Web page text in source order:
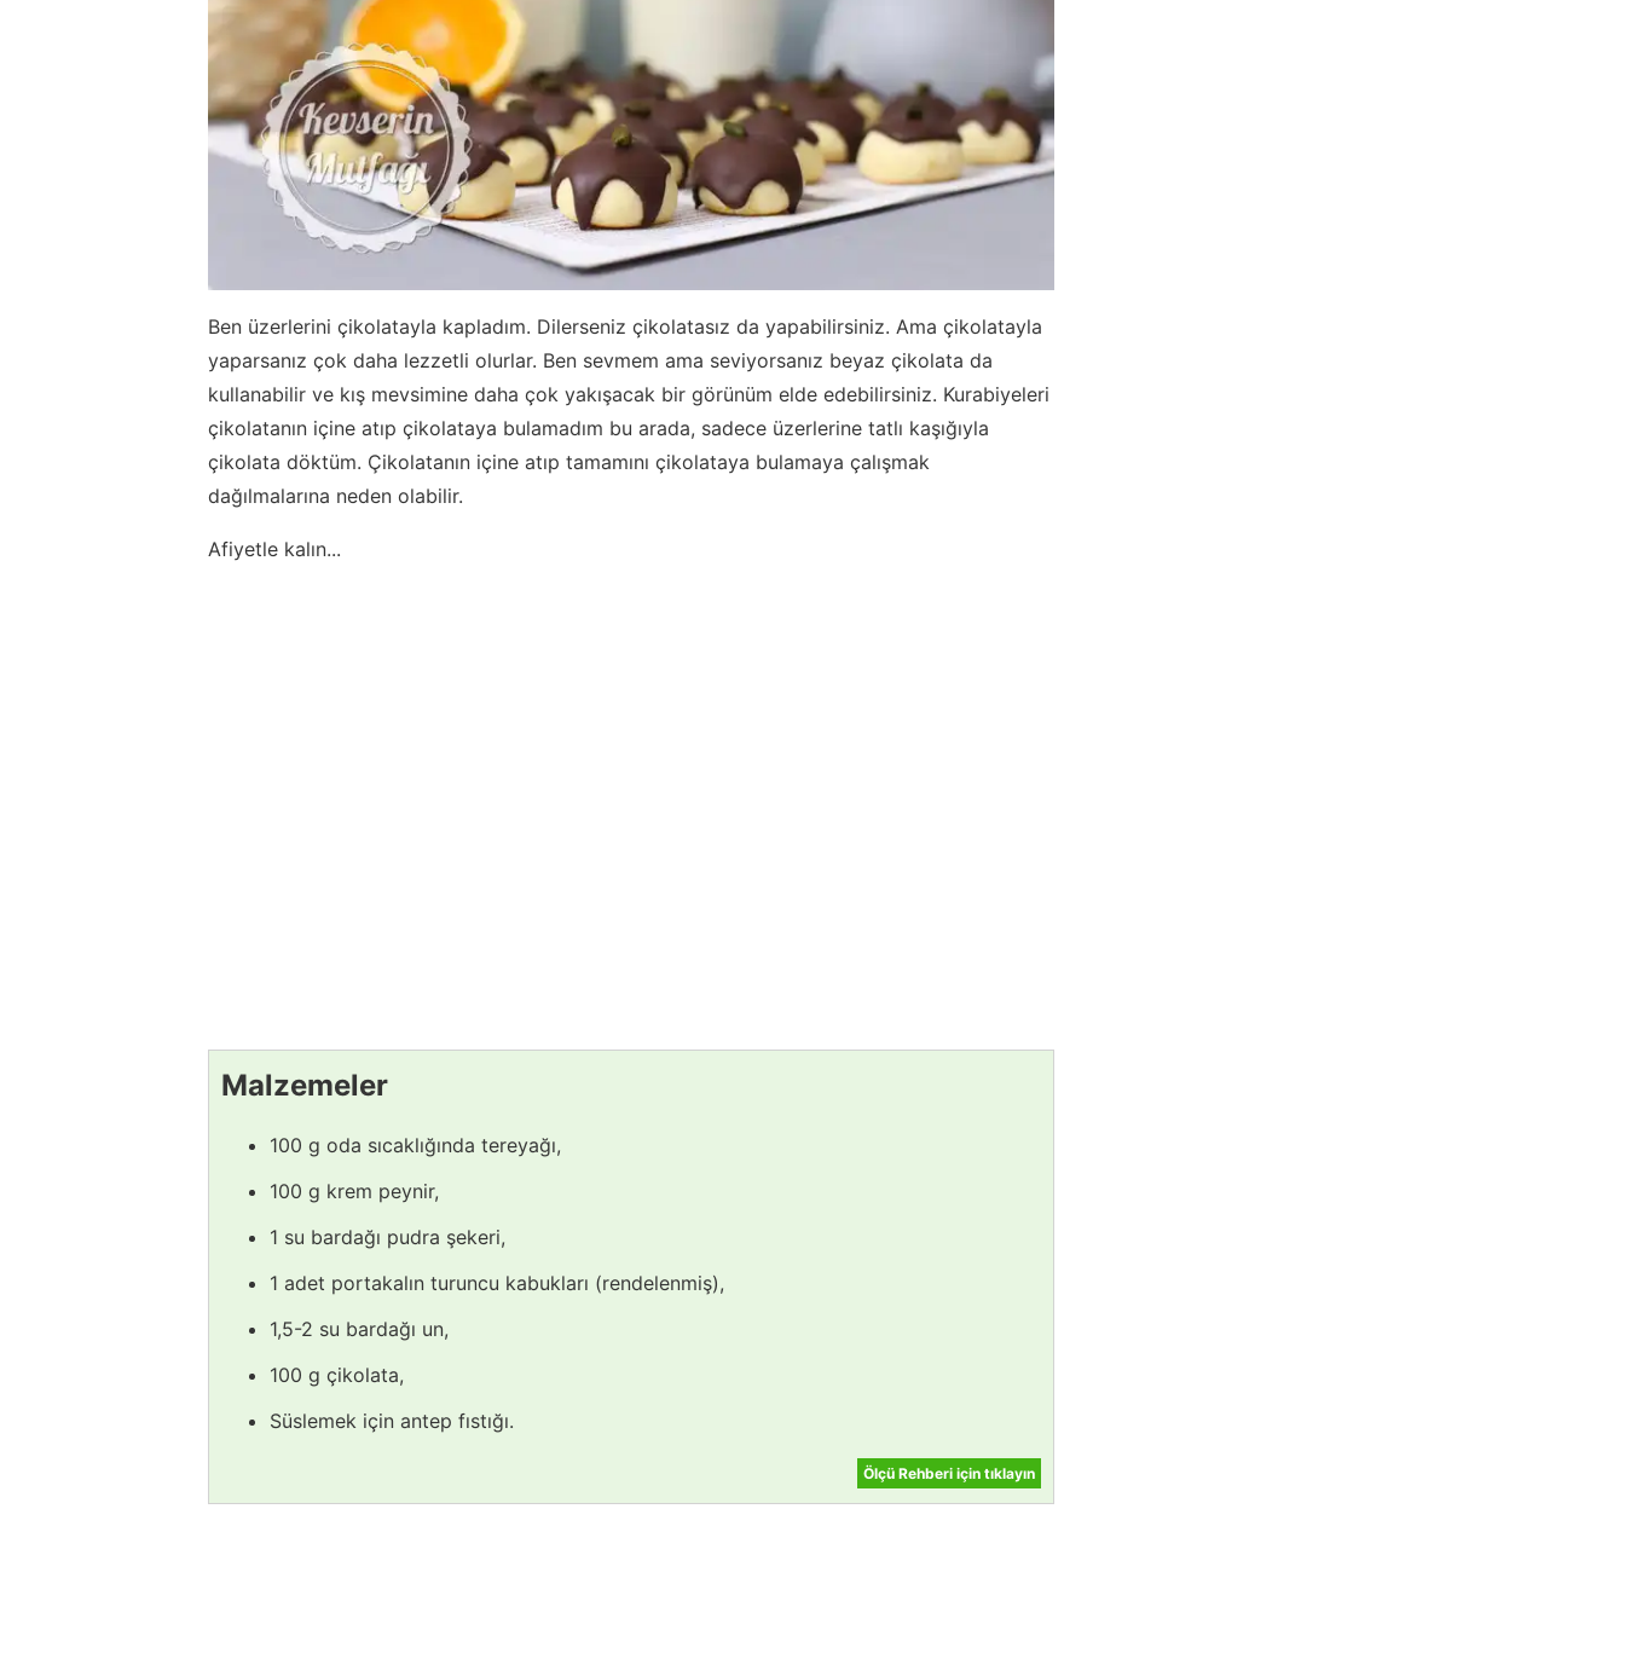
Ben üzerlerini çikolatayla kapladım. Dilerseniz çikolatasız da yapabilirsiniz. Ama çikolatayla
yaparsanız çok daha lezzetli olurlar. Ben sevmem ama seviyorsanız beyaz çikolata da
kullanabilir ve kış mevsimine daha çok yakışacak bir görünüm elde edebilirsiniz. Kurabiyeleri
çikolatanın içine atıp çikolataya bulamadım bu arada, sadece üzerlerine tatlı kaşığıyla
çikolata döktüm. Çikolatanın içine atıp tamamını çikolataya bulamaya çalışmak
dağılmalarına neden olabilir.
Afiyetle kalın...
Malzemeler
100 g oda sıcaklığında tereyağı,
100 g krem peynir,
1 su bardağı pudra şekeri,
1 adet portakalın turuncu kabukları (rendelenmiş),
1,5-2 su bardağı un,
100 g çikolata,
Süslemek için antep fıstığı.
Ölçü Rehberi için tıklayın